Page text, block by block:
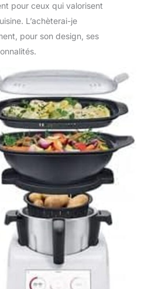
pour ceux qui valorisent
L’achèterai-je
pour son design, ses